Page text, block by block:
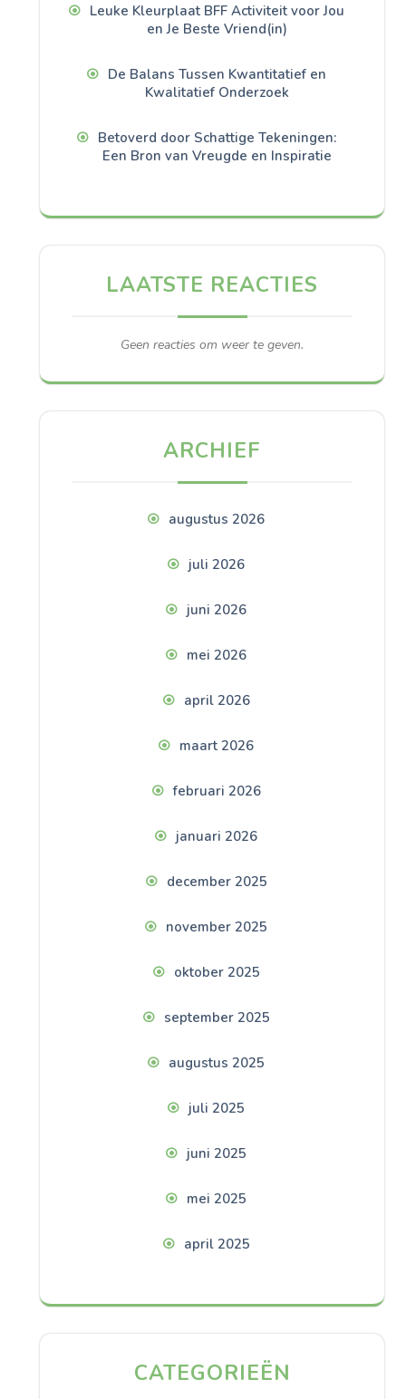
Leuke Kleurplaat BFF Activiteit voor Jou
en Je Beste Vriend(in)
De Balans Tussen Kwantitatief en
Kwalitatief Onderzoek
Betoverd door Schattige Tekeningen:
Een Bron van Vreugde en Inspiratie
LAATSTE REACTIES
Geen reacties om weer te geven.
ARCHIEF
augustus 2026
juli 2026
juni 2026
mei 2026
april 2026
maart 2026
februari 2026
januari 2026
december 2025
november 2025
oktober 2025
september 2025
augustus 2025
juli 2025
juni 2025
mei 2025
april 2025
CATEGORIEËN